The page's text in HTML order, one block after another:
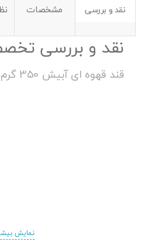
نقد و بررسی مشخصات
نقد و بررسی
قند قهوه ای آبیش 350 گرم
نمایش